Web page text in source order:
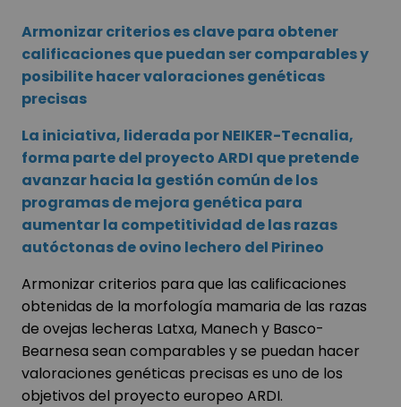
Armonizar criterios es clave para obtener
calificaciones que puedan ser comparables y
posibilite hacer valoraciones genéticas
precisas
La iniciativa, liderada por NEIKER-Tecnalia,
forma parte del proyecto ARDI que pretende
avanzar hacia la gestión común de los
programas de mejora genética para
aumentar la competitividad de las razas
autóctonas de ovino lechero del Pirineo
Armonizar criterios para que las calificaciones
obtenidas de la morfología mamaria de las razas
de ovejas lecheras Latxa, Manech y Basco-
Bearnesa sean comparables y se puedan hacer
valoraciones genéticas precisas es uno de los
objetivos del proyecto europeo ARDI.